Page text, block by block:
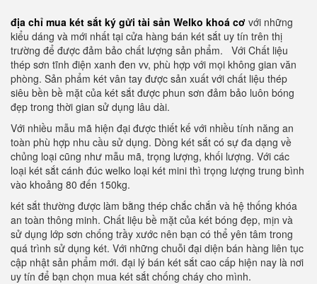
địa chỉ mua két sắt ký gửi tài sản Welko khoá cơ với những
kiểu dáng và mới nhất tại cửa hàng bán két sắt uy tín trên thị
trường để được đảm bảo chất lượng sản phẩm.
Với Chất liệu
thép sơn tĩnh điện xanh đen vv, phù hợp với mọi không gian văn
phòng. Sản phẩm két vân tay được sản xuất với chất liệu thép
siêu bền bề mặt của két sắt được phun sơn đảm bảo luôn bóng
đẹp trong thời gian sử dụng lâu dài.
Với nhiều mẫu mã hiện đại được thiết kế với nhiều tính năng an
toàn phù hợp nhu cầu sử dụng. Dòng két sắt có sự đa dạng về
chủng loại cũng như mẫu mã, trọng lượng, khối lượng. Với các
loại két sắt cánh đúc welko loại két mini thì trọng lượng trung bình
vào khoảng 80 đến 150kg.
két sắt thường được làm bằng thép chắc chắn và hệ thống khóa
an toàn thông minh. Chất liệu bề mặt của két bóng đẹp, mịn và
sử dụng lớp sơn chống trầy xước nên bạn có thể yên tâm trong
quá trình sử dụng két. Với những chuỗi đại diện bán hàng liên tục
cập nhật sản phẩm mới. đại lý bán két sắt cao cấp hiện nay là nơi
uy tín để bạn chọn mua két sắt chống cháy cho mình.